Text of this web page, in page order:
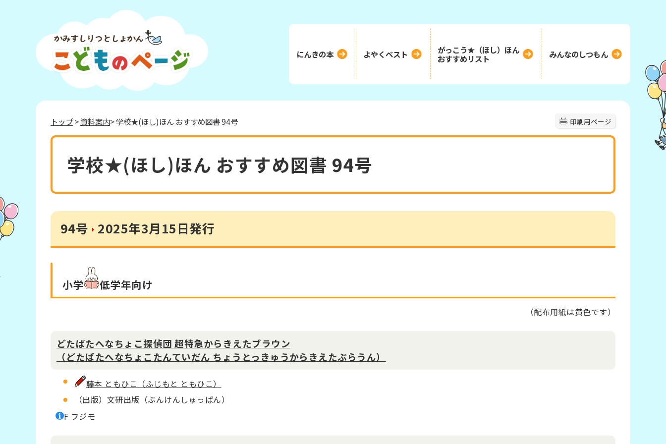
にんきの本 よやくベスト
がっこう★（ほし）ほん
おすすめリスト
みんなのしつもん
印刷用ページ
トップ>資料案内> 学校★(ほし)ほん おすすめ図書 94号
学校★(ほし)ほん おすすめ図書 94号
94号 2025年3月15日発行
小学 低学年向け
（配布用紙は黄色です）
どたばたへなちょこ探偵団 超特急からきえたブラウン
（どたばたへなちょこたんていだん ちょうとっきゅうからきえたぶらうん）
藤本 ともひこ（ふじもと ともひこ）
（出版）文研出版（ぶんけんしゅっぱん）
F フジモ